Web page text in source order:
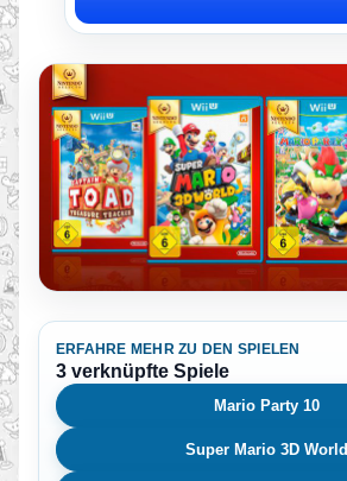
ERFAHRE MEHR ZU DEN SPIELEN
3 verknüpfte Spiele
Mario Party 10
Super Mario 3D World